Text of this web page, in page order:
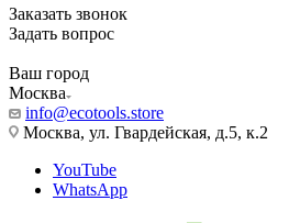
Заказать звонок
Задать вопрос
Ваш город
Москва
info@ecotools.store
Москва, ул. Гвардейская, д.5, к.2
YouTube
WhatsApp